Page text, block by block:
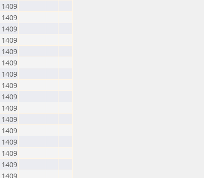
1409
1409
1409
1409
1409
1409
1409
1409
1409
1409
1409
1409
1409
1409
1409
1409